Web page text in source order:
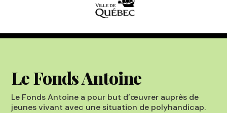
Le Fonds Antoine
Le Fonds Antoine a pour but d’œuvrer auprès de
jeunes vivant avec une situation de polyhandicap.